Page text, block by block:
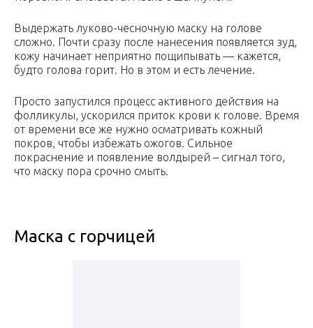
Выдержать луково-чесночную маску на голове
сложно. Почти сразу после нанесения появляется зуд,
кожу начинает неприятно пощипывать — кажется,
будто голова горит. Но в этом и есть лечение.
Просто запустился процесс активного действия на
фолликулы, ускорился приток крови к голове. Время
от времени все же нужно осматривать кожный
покров, чтобы избежать ожогов. Сильное
покраснение и появление волдырей – сигнал того,
что маску пора срочно смыть.
Маска с горчицей